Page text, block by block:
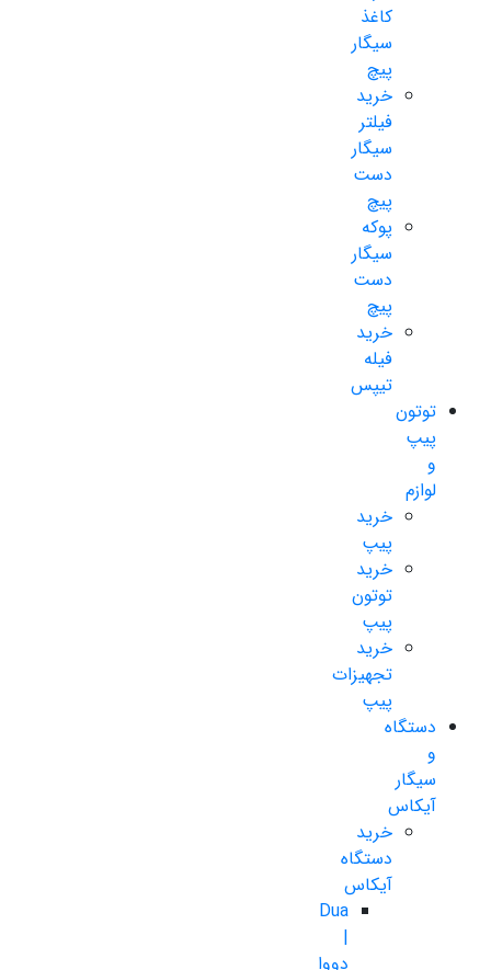
کاغذ
سیگار
پیچ
خرید
فیلتر
سیگار
دست
پیچ
پوکه
سیگار
دست
پیچ
خرید
فیله
تیپس
توتون
پیپ
و
لوازم
خرید
پیپ
خرید
توتون
پیپ
خرید
تجهیزات
پیپ
دستگاه
و
سیگار
آیکاس
خرید
دستگاه
آیکاس
Dua
|
دووا